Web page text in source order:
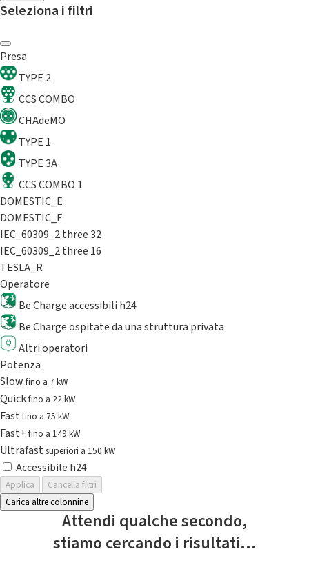
Seleziona i filtri
Presa
TYPE 2
CCS COMBO
CHAdeMO
TYPE 1
TYPE 3A
CCS COMBO 1
DOMESTIC_E
DOMESTIC_F
IEC_60309_2 three 32
IEC_60309_2 three 16
TESLA_R
Operatore
Be Charge accessibili h24
Be Charge ospitate da una struttura privata
Altri operatori
Potenza
Slowfino a 7 kW
Quickfino a 22 kW
Fastfino a 75 kW
Fast+fino a 149 kW
Ultrafast superiori a 150 kW
Accessibile h24
Applica
Cancella filtri
Carica altre colonnine
Attendi qualche secondo,
stiamo cercando i risultati...